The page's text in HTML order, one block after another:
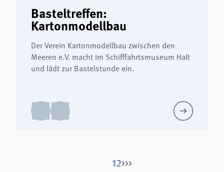
Basteltreffen:
Kartonmodellbau
Der Verein Kartonmodellbau zwischen den
Meeren e.V. macht im Schifffahrtsmuseum Halt
und lädt zur Bastelstunde ein.
12>>>